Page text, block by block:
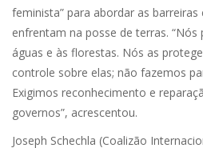
feminista” para abordar as
enfrentam na posse de terras.
águas e às florestas. Nós as
controle sobre elas; não fazemos
Exigimos reconhecimento e
governos”, acrescentou.
Joseph Schechla (Coalizão